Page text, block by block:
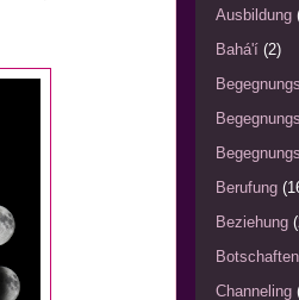
Ausbildung
Bahá'í (2)
Berufung
Beziehung
Channeling